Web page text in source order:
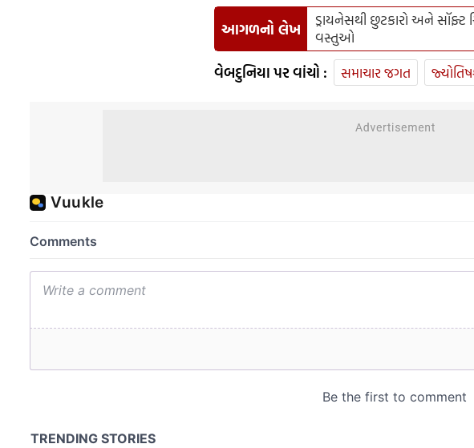
આગળનો લેખ
ડ્રાયનેસથી છુટકારો અને
વસ્તુઓ
વેબદુનિયા પર વાંચો : સમાચાર જગત